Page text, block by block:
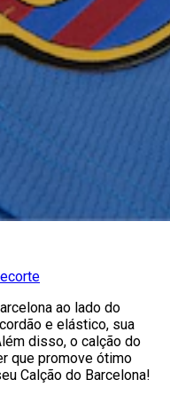
ao lado do
e elástico, sua
disso, o calção do
que promove ótimo
Calção do Barcelona!